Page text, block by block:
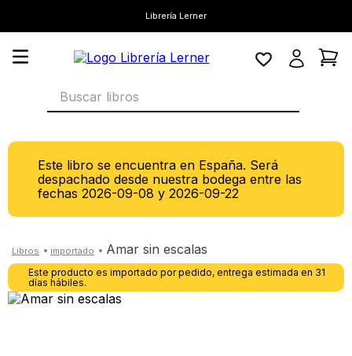
Librería Lerner
Buscar libros
Este libro se encuentra en España. Será
despachado desde nuestra bodega entre las
fechas2026-09-08 y2026-09-22
amar sin escalas
Este producto es importado por pedido, entrega estimada en 31
días hábiles.